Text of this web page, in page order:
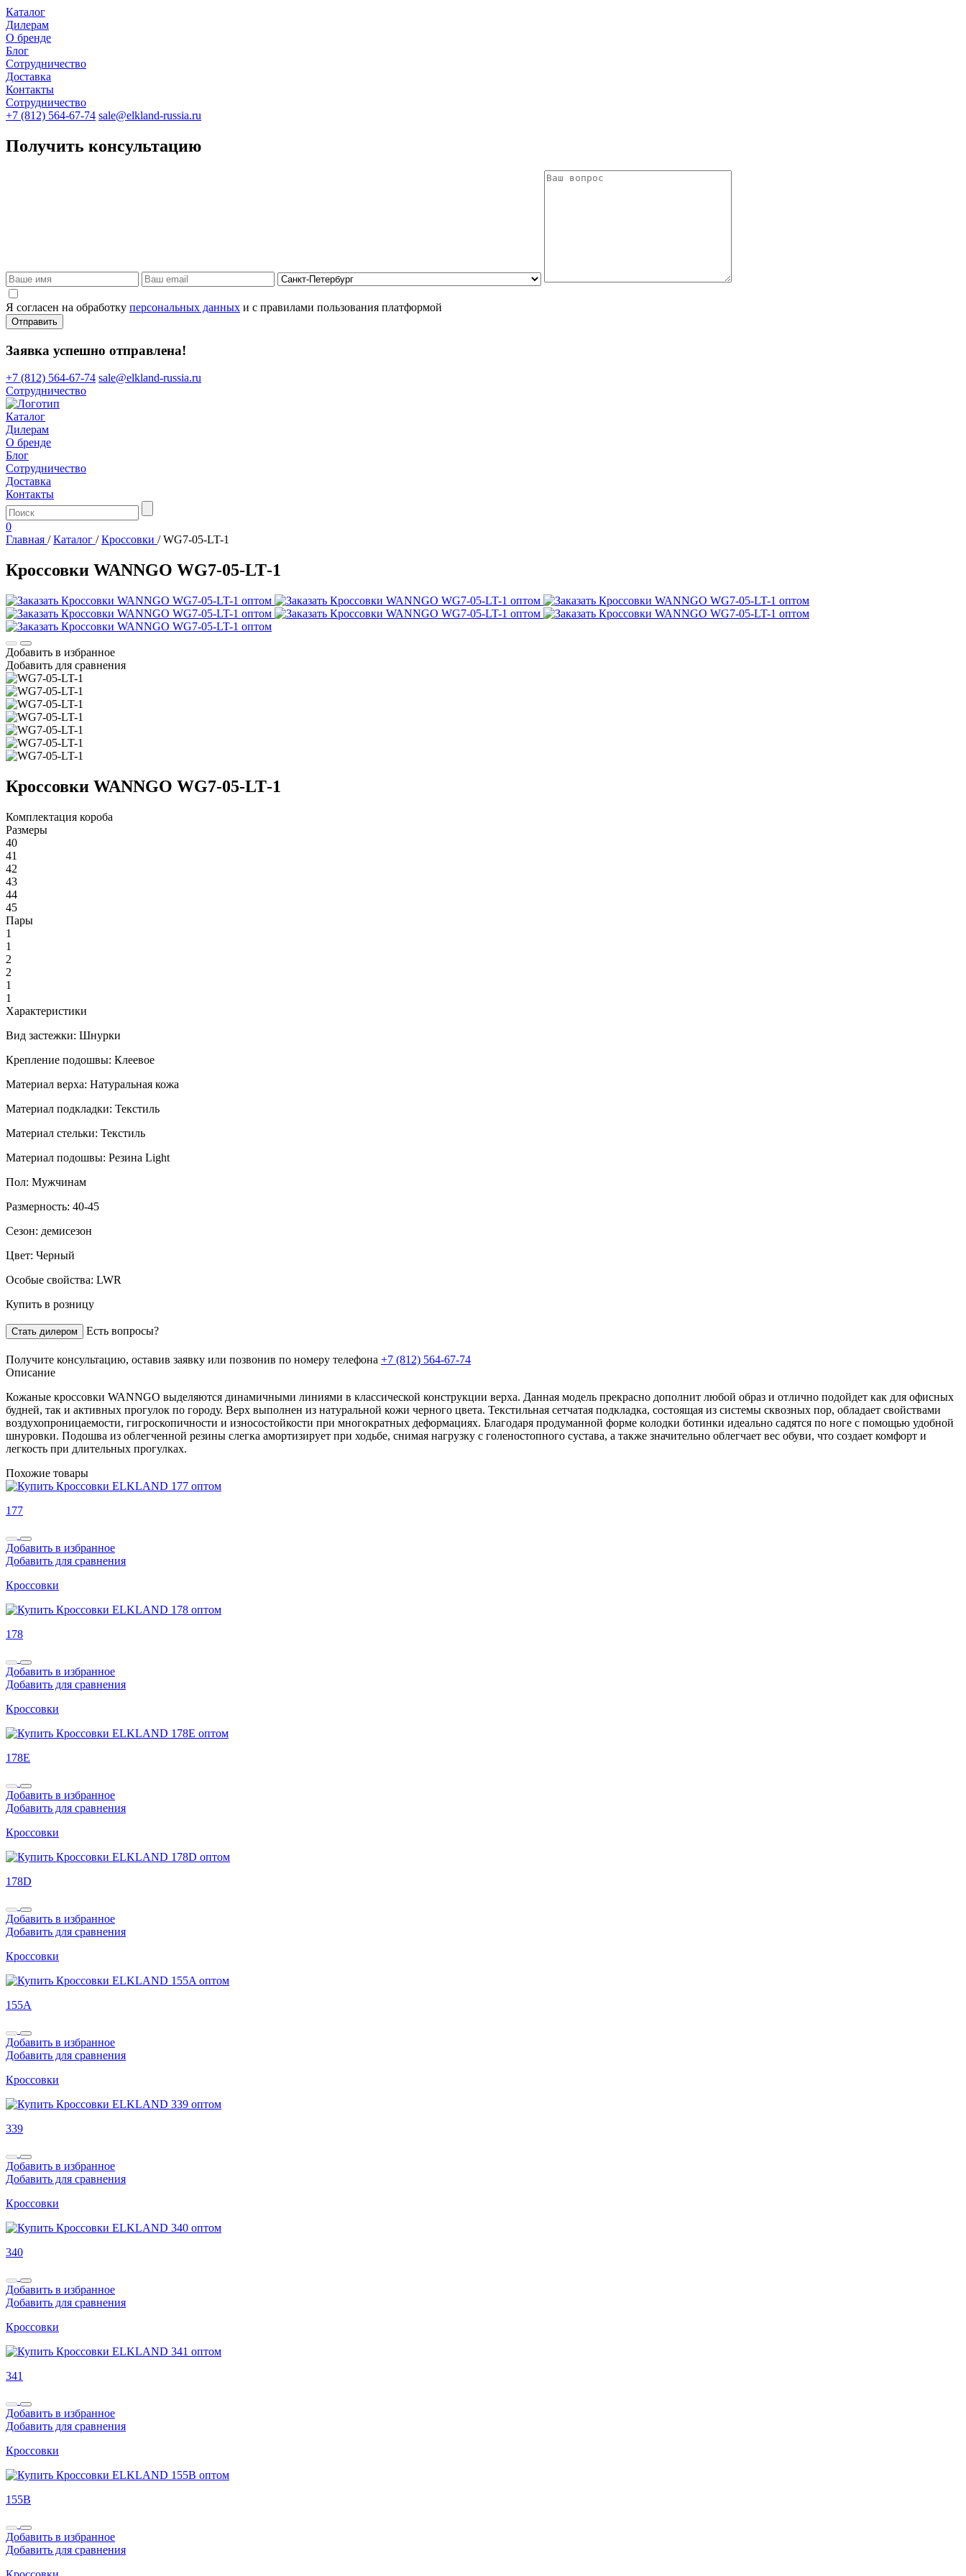
Каталог
Дилерам
О бренде
Блог
Сотрудничество
Доставка
Контакты
Сотрудничество
+7 (812) 564-67-74 sale@elkland-russia.ru
Получить консультацию
Я согласен на обработку персональных данных и с правилами пользования платформой
Отправить
Заявка успешно отправлена!
+7 (812) 564-67-74 sale@elkland-russia.ru
Сотрудничество
Каталог
Дилерам
О бренде
Блог
Сотрудничество
Доставка
Контакты
0
Главная / Каталог / Кроссовки / WG7-05-LT-1
Кроссовки WANNGO WG7‑05‑LT‑1
Добавить в избранное
Добавить для сравнения
Кроссовки WANNGO WG7‑05‑LT‑1
Комплектация короба
Размеры
40
41
42
43
44
45
Пары
1
1
2
2
1
1
Характеристики
Вид застежки: Шнурки
Крепление подошвы: Клеевое
Материал верха: Натуральная кожа
Материал подкладки: Текстиль
Материал стельки: Текстиль
Материал подошвы: Резина Light
Пол: Мужчинам
Размерность: 40-45
Сезон: демисезон
Цвет: Черный
Особые свойства: LWR
Купить в розницу
Стать дилером Есть вопросы?
Получите консультацию, оставив заявку или позвонив по номеру телефона +7 (812) 564-67-74
Описание
Кожаные кроссовки WANNGO выделяются динамичными линиями в классической конструкции верха. Данная модель прекрасно дополнит любой образ и отлично подойдет как для офисных
будней, так и активных прогулок по городу. Верх выполнен из натуральной кожи черного цвета. Текстильная сетчатая подкладка, состоящая из системы сквозных пор, обладает свойствами
воздухопроницаемости, гигроскопичности и износостойкости при многократных деформациях. Благодаря продуманной форме колодки ботинки идеально садятся по ноге с помощью удобной
шнуровки. Подошва из облегченной резины слегка амортизирует при ходьбе, снимая нагрузку с голеностопного сустава, а также значительно облегчает вес обуви, что создает комфорт и
легкость при длительных прогулках.
Похожие товары
177
Добавить в избранное
Добавить для сравнения
Кроссовки
178
Добавить в избранное
Добавить для сравнения
Кроссовки
178E
Добавить в избранное
Добавить для сравнения
Кроссовки
178D
Добавить в избранное
Добавить для сравнения
Кроссовки
155A
Добавить в избранное
Добавить для сравнения
Кроссовки
339
Добавить в избранное
Добавить для сравнения
Кроссовки
340
Добавить в избранное
Добавить для сравнения
Кроссовки
341
Добавить в избранное
Добавить для сравнения
Кроссовки
155B
Добавить в избранное
Добавить для сравнения